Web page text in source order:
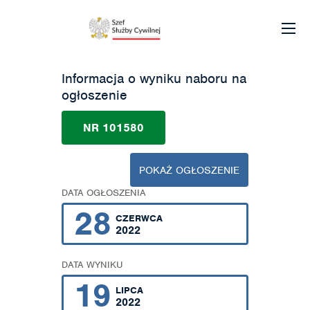
Informacja o wyniku naboru na
ogłoszenie
NR 101580
POKAŻ OGŁOSZENIE
DATA OGŁOSZENIA
28 CZERWCA
2022
DATA WYNIKU
19 LIPCA
2022